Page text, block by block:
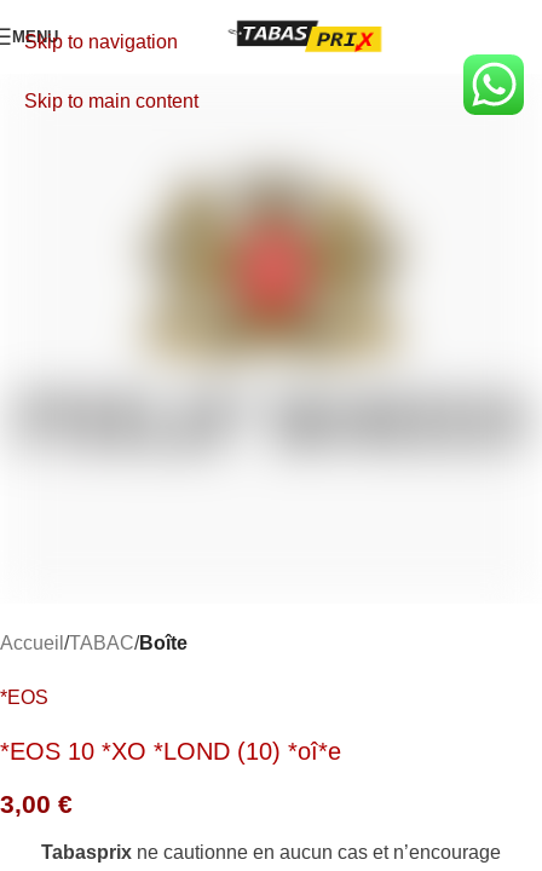
Skip to navigation
Skip to main content
MENU
Accueil TABAC Boîte
*EOS
*EOS 10 *XO *LOND (10) *oî*e
3,00 €
Tabasprix ne cautionne en aucun cas et n’encourage